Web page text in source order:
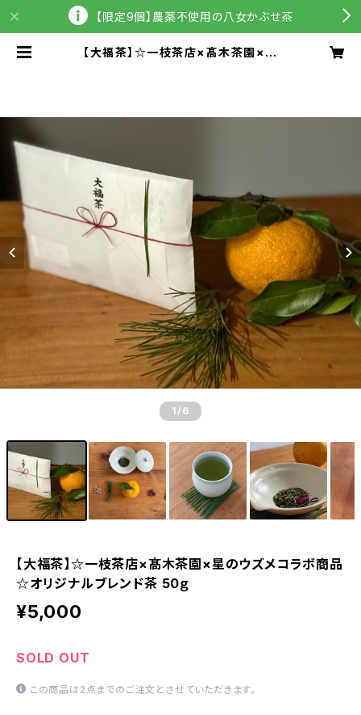
【限定9個】農薬不使用の八女かぶせ茶
【大福茶】☆一枝茶店×髙木茶園×星
1 /6
【大福茶】☆一枝茶店×髙木茶園×星のウズメコラボ商品
☆オリジナルブレンド茶 50ｇ
¥5,000
SOLD OUT
この商品は2点までのご注文とさせていただきます。